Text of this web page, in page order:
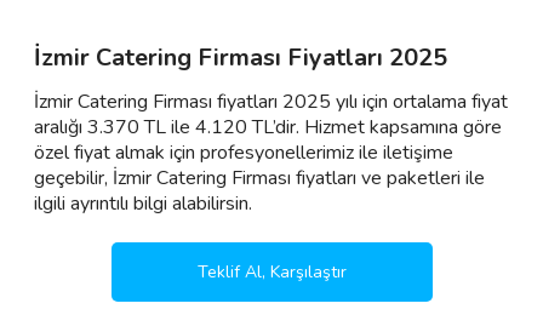
İzmir Catering Firması Fiyatları 2025
İzmir Catering Firması fiyatları 2025 yılı için ortalama fiyat
aralığı 3.370 TL ile 4.120 TL’dir. Hizmet kapsamına göre
özel fiyat almak için profesyonellerimiz ile iletişime
geçebilir, İzmir Catering Firması fiyatları ve paketleri ile
ilgili ayrıntılı bilgi alabilirsin.
Teklif Al, Karşılaştır